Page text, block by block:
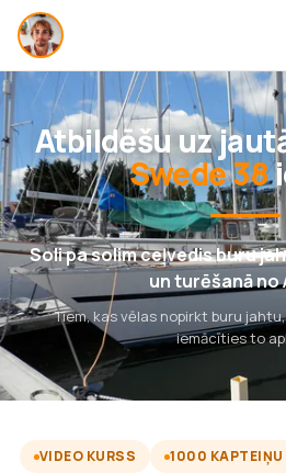
Atbildēšu uz
Swede 38
Soli pa solim ceļvedis buru
un turēšanā no
Tiem, kas vēlas nopirkt buru
iemācīties to
VIDEO KURSS
1000 KAPTEIŅU